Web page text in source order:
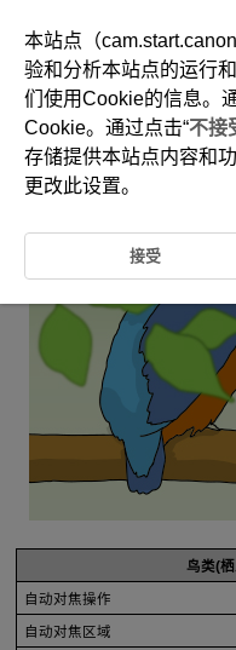
6-32 动物：鸟类(栖
该设置非常适合拍摄栖息于树
鸟类(
自动对焦操作
自动对焦区域
本站点（
验和分析本站点的运行
们使用Cookie的信息。
Cookie。通过点击“不接
存储提供本站点内容和
更改此设置。
接受